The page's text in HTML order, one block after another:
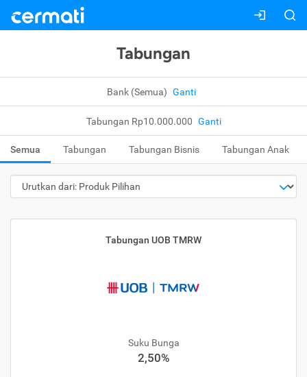
Tabungan
Bank (Semua) Ganti
Tabungan Rp10.000.000 Ganti
Semua Tabungan Tabungan Bisnis Tabungan Anak
Tabungan UOB TMRW
Suku Bunga
2,50%